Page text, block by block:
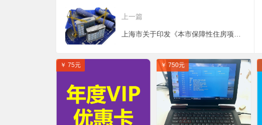
上一篇
￥ 75元 ￥ 750元